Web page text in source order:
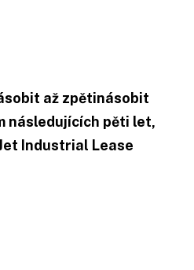
až zpětinásobit
následujících pěti let,
Industrial Lease